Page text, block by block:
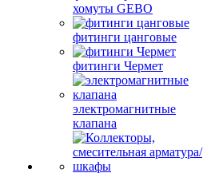
хомуты GEBO
фитинги цанговые
фитинги Чермет
электромагнитные
клапана